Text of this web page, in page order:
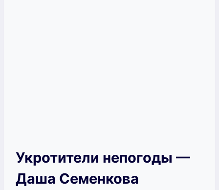
Укротители непогоды —
Даша Семенкова